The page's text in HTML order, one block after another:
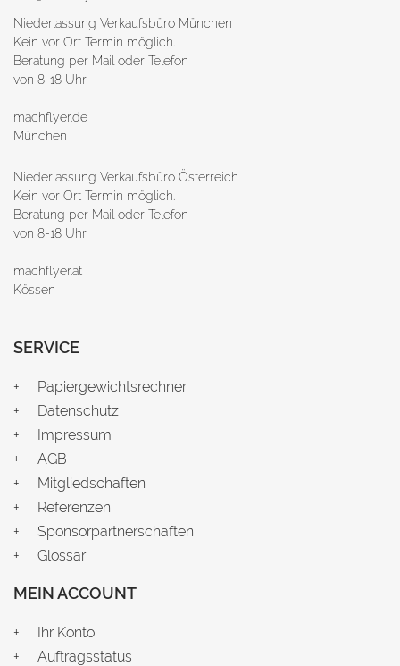
Niederlassung Verkaufsbüro München
Kein vor Ort Termin möglich.
Beratung per Mail oder Telefon
von 8-18 Uhr
machflyer.de
München
Niederlassung Verkaufsbüro Österreich
Kein vor Ort Termin möglich.
Beratung per Mail oder Telefon
von 8-18 Uhr
machflyer.at
Kössen
SERVICE
Papiergewichtsrechner
Datenschutz
Impressum
AGB
Mitgliedschaften
Referenzen
Sponsorpartnerschaften
Glossar
MEIN ACCOUNT
Ihr Konto
Auftragsstatus